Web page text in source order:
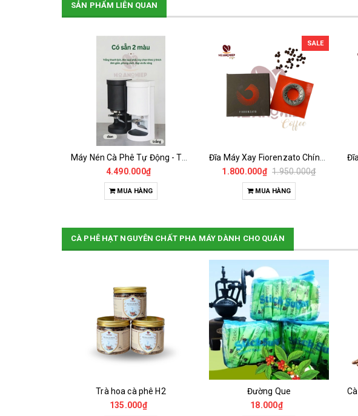
SẢN PHẨM LIÊN QUAN
Máy Nén Cà Phê Tự Động - Tamper Electric 58MM
4.490.000₫
MUA HÀNG
SALE
1.800.000₫ 1.950.000₫
MUA HÀNG
CÀ PHÊ HẠT NGUYÊN CHẤT PHA MÁY DÀNH CHO QUÁN
Trà hoa cà phê H2
135.000₫
Đường Que
18.000₫